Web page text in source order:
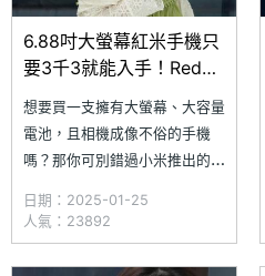
6.88吋大螢幕紅米手機只
要3千3就能入手！Redmi
14C通路最低價格一次看
(2025.1)
想要買一支擁有大螢幕、大容量
電池，且相機成像不俗的手機
嗎？那你可別錯過小米推出的
螢幕與 5,160mAh 大容量電池
外，還擁有 5,000 萬畫素主鏡
頭，能透過小米影像大腦 AI 演
日期：2025-01-25
人氣：23892